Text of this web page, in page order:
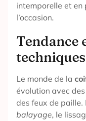
intemporelle et
l’occasion.
Tendance
Le monde de la
évolution avec
des feux de paille.
balayage, le